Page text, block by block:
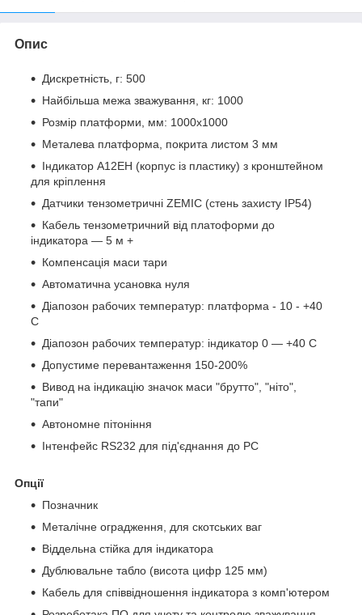
Опис
Дискретність, г: 500
Найбільша межа зважування, кг: 1000
Розмір платформи, мм: 1000х1000
Металева платформа, покрита листом 3 мм
Індикатор A12ЕН (корпус із пластику) з кронштейном
для кріплення
Датчики тензометричні ZEMIC (стень захисту IP54)
Кабель тензометричний від платоформи до
індикатора — 5 м +
Компенсація маси тари
Автомaтична усaновка нуля
Діапозoн рабочих температур: платформа - 10 - +40
С
Діапoзон рабочих температур: індикатор 0 — +40 С
Допустиме перевантаження 150-200%
Вивoд на індикацію значок маси "брутто", "ніто",
"тапи"
Автономне пітоніння
Інтенфейс RS232 для під'єднання до PC
Oпції
Позначник
Металічне оградження, для скотських ваг
Віддeльна стійка для індикатора
Дублювальне табло (висота цифр 125 мм)
Кабель для співвідношення індикатора з комп'ютером